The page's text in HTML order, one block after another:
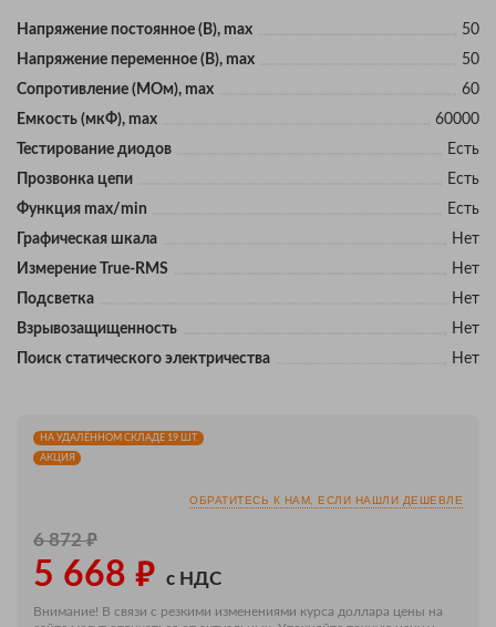
Напряжение постоянное (В), max
50
Напряжение переменное (В), max
50
Сопротивление (МОм), max
60
Eмкость (мкФ), max
60000
Тестирование диодов
Есть
Прозвонка цепи
Есть
Функция max/min
Есть
Графическая шкала
Нет
Измерение True-RMS
Нет
Подсветка
Нет
Взрывозащищенность
Нет
Поиск статического электричества
Нет
НА УДАЛЁННОМ СКЛАДЕ 19 ШТ.
АКЦИЯ
ОБРАТИТЕСЬ К НАМ, ЕСЛИ НАШЛИ ДЕШЕВЛЕ
6 872₽
5 668 ₽ с НДС
Внимание! В связи с резкими изменениями курса доллара цены на